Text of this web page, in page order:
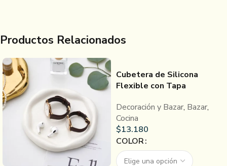
Productos Relacionados
Cubetera de Silicona
Flexible con Tapa
Decoración y Bazar, Bazar,
Cocina
$13.180
COLOR